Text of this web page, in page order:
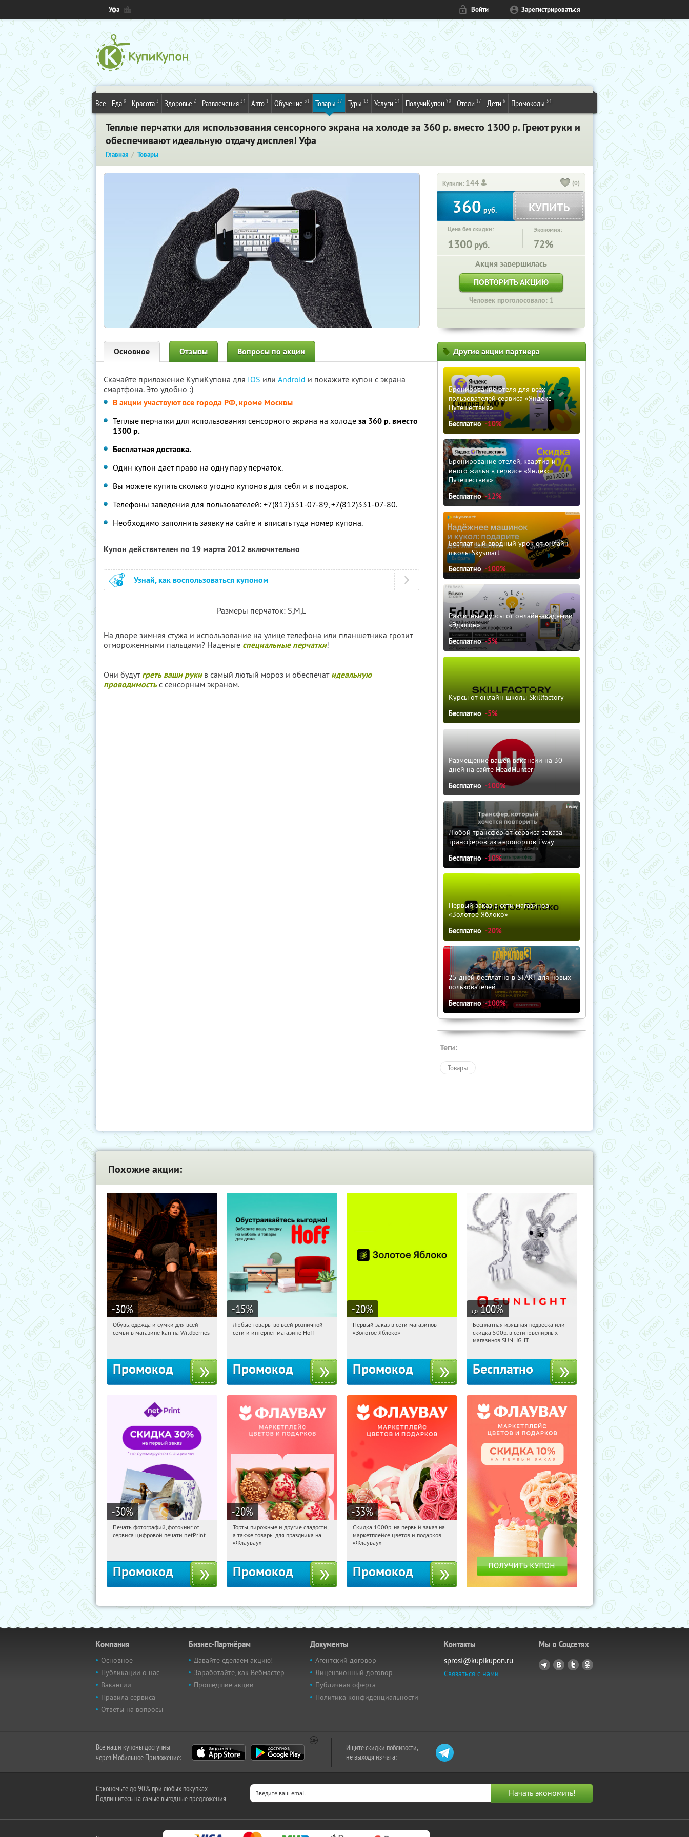
Уфа Войти Зарегистрироваться
Все Еда 8 Красота 2 Здоровье 2 Развлечения 24 Авто 1 Обучение 31 Товары 27 Туры 13 Услуги 14 ПолучиКупон 90 Отели 17 Дети 6 Промокоды 54
Теплые перчатки для использования сенсорного экрана на холоде за 360 р. вместо 1300 р. Греют руки и
обеспечивают идеальную отдачу дисплея! Уфа
Главная Товары
Купили: 144 (0)
360 руб. КУПИТЬ
Цена без скидки:
1300 руб.
Экономия:
72%
Акция завершилась
ПОВТОРИТЬ АКЦИЮ
Человек проголосовало: 1
Основное Отзывы Вопросы по акции
Скачайте приложение КупиКупона для IOS или Android и покажите купон с экрана
смартфона. Это удобно :)
В акции участвуют все города РФ, кроме Москвы
Теплые перчатки для использования сенсорного экрана на холоде за 360 р. вместо
1300 р.
Бесплатная доставка.
Один купон дает право на одну пару перчаток.
Вы можете купить сколько угодно купонов для себя и в подарок.
Телефоны заведения для пользователей: +7(812)331-07-89, +7(812)331-07-80.
Необходимо заполнить заявку на сайте и вписать туда номер купона.
Купон действителен по 19 марта 2012 включительно
Узнай, как воспользоваться купоном
Размеры перчаток: S,M,L
На дворе зимняя стужа и использование на улице телефона или планшетника грозит
отмороженными пальцами? Наденьте специальные перчатки!
Они будут греть ваши рукив самый лютый мороз и обеспечат идеальную
проводимостьс сенсорным экраном.
Другие акции партнера
Бронирование отеля для всех
пользователей сервиса «Яндекс
Путешествия»
Бесплатно -10%
Бронирование отелей, квартир и
иного жилья в сервисе «Яндекс
Путешествия»
Бесплатно -12%
Бесплатный вводный урок от онлайн-
школы Skysmart
Бесплатно -100%
Различные курсы от онлайн-академии
«Эдюсон»
Бесплатно -5%
Курсы от онлайн-школы Skillfactory
Бесплатно -5%
Размещение вашей вакансии на 30
дней на сайте HeadHunter
Бесплатно -100%
Любой трансфер от сервиса заказа
трансферов из аэропортов i'way
Бесплатно -10%
Первый заказ в сети магазинов
«Золотое Яблоко»
Бесплатно -20%
25 дней бесплатно в START для новых
пользователей
Бесплатно -100%
Теги:
Товары
Похожие акции:
-30%
09:21:29 Получили:
Обувь, одежда и сумки для всей
семьи в магазине kari на Wildberries
Промокод
-15%
09:21:29 Получили:
Любые товары во всей розничной
сети и интернет-магазине Hoff
Промокод
-20%
09:21:29
Получи первым!
Первый заказ в сети магазинов
«Золотое Яблоко»
Промокод
до 100%
09:21:29 Получили:
Россия
Бесплатная изящная подвеска или
скидка 500р. в сети ювелирных
магазинов SUNLIGHT
Бесплатно
-30%
09:21:29 Получили:
Печать фотографий, фотокниг от
сервиса цифровой печати netPrint
Промокод
-20%
09:21:29 Получили:
Россия
Торты, пирожные и другие сладости,
а также товары для праздника на
«Флаувау»
Промокод
-33%
09:21:29 Получили:
Россия
Скидка 1000р. на первый заказ на
маркетплейсе цветов и подарков
«Флаувау»
Промокод
Компания
Основное
Публикации о нас
Вакансии
Правила сервиса
Ответы на вопросы
Бизнес-Партнёрам
Давайте сделаем акцию!
Заработайте, как Вебмастер
Прошедшие акции
Документы
Агентский договор
Лицензионный договор
Публичная оферта
Политика конфиденциальности
Контакты
sprosi@kupikupon.ru
Связаться с нами
Мы в Соцсетях
Все наши купоны доступны
через Мобильное Приложение:
Ищите скидки поблизости,
не выходя из чата:
Сэкономьте до 90% при любых покупках
Подпишитесь на самые выгодные предложения